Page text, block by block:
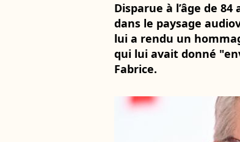
Disparue à l’âge de
dans le paysage
lui a rendu un
qui lui avait donné
Fabrice.